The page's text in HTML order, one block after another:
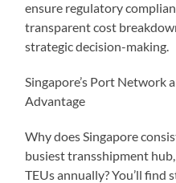
ensure regulatory
transparent cost
strategic decision-making.
Singapore’s Port Network
Advantage
Why does Singapore
busiest transshipment
TEUs annually? You’ll